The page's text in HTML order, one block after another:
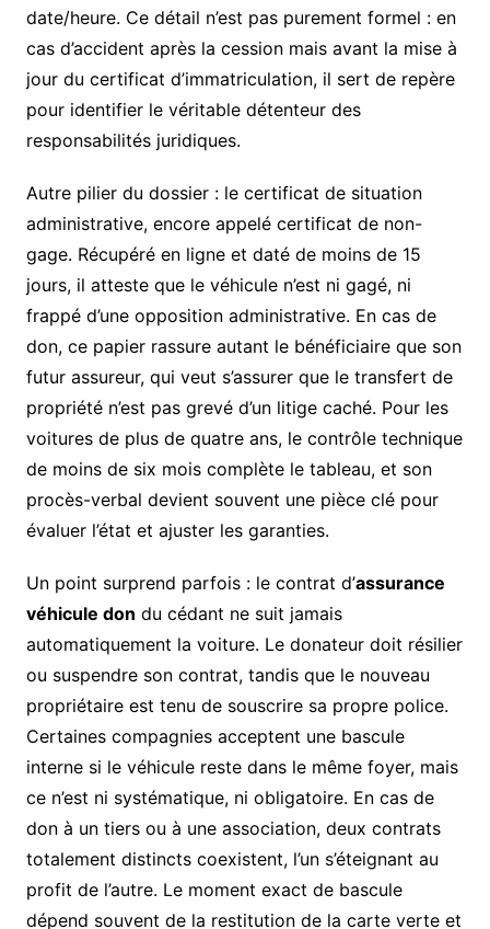
date/heure. Ce détail n’est pas purement formel : en
cas d’accident après la cession mais avant la mise à
jour du certificat d’immatriculation, il sert de repère
pour identifier le véritable détenteur des
responsabilités juridiques.
Autre pilier du dossier : le certificat de situation
administrative, encore appelé certificat de non-
gage. Récupéré en ligne et daté de moins de 15
jours, il atteste que le véhicule n’est ni gagé, ni
frappé d’une opposition administrative. En cas de
don, ce papier rassure autant le bénéficiaire que son
futur assureur, qui veut s’assurer que le transfert de
propriété n’est pas grevé d’un litige caché. Pour les
voitures de plus de quatre ans, le contrôle technique
de moins de six mois complète le tableau, et son
procès-verbal devient souvent une pièce clé pour
évaluer l’état et ajuster les garanties.
Un point surprend parfois : le contrat d’assurance
véhicule don du cédant ne suit jamais
automatiquement la voiture. Le donateur doit résilier
ou suspendre son contrat, tandis que le nouveau
propriétaire est tenu de souscrire sa propre police.
Certaines compagnies acceptent une bascule
interne si le véhicule reste dans le même foyer, mais
ce n’est ni systématique, ni obligatoire. En cas de
don à un tiers ou à une association, deux contrats
totalement distincts coexistent, l’un s’éteignant au
profit de l’autre. Le moment exact de bascule
dépend souvent de la restitution de la carte verte et